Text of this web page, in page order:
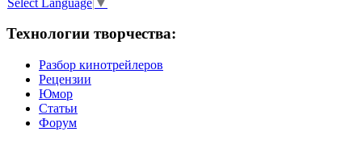
Технологии творчества:
Разбор кинотрейлеров
Рецензии
Юмор
Статьи
Форум